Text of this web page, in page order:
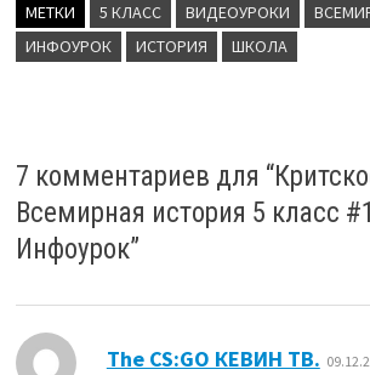
МЕТКИ 5 КЛАСС ВИДЕОУРОКИ
ИНФОУРОК
ИСТОРИЯ ШКОЛА
7 комментариев для “
Всемирная история 5 класс
Инфоурок”
The CS:GO КЕВИН TB.